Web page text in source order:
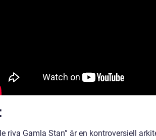
riva Gamla Stan” är en kontroversiell